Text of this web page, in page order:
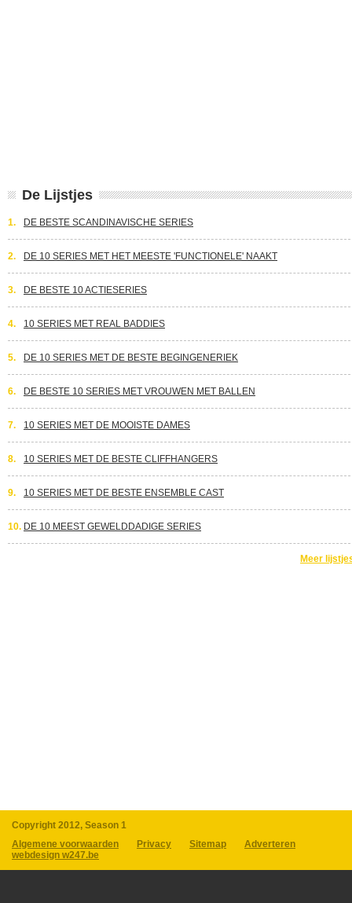
De Lijstjes
1. DE BESTE SCANDINAVISCHE SERIES
2. DE 10 SERIES MET HET MEESTE 'FUNCTIONELE' NAAKT
3. DE BESTE 10 ACTIESERIES
4. 10 SERIES MET REAL BADDIES
5. DE 10 SERIES MET DE BESTE BEGINGENERIEK
6. DE BESTE 10 SERIES MET VROUWEN MET BALLEN
7. 10 SERIES MET DE MOOISTE DAMES
8. 10 SERIES MET DE BESTE CLIFFHANGERS
9. 10 SERIES MET DE BESTE ENSEMBLE CAST
10. DE 10 MEEST GEWELDDADIGE SERIES
Meer
Copyright 2012, Season 1
Algemene voorwaarden
Privacy Sitemap
Adverteren
webdesign w247.be